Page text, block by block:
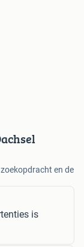
en de
is